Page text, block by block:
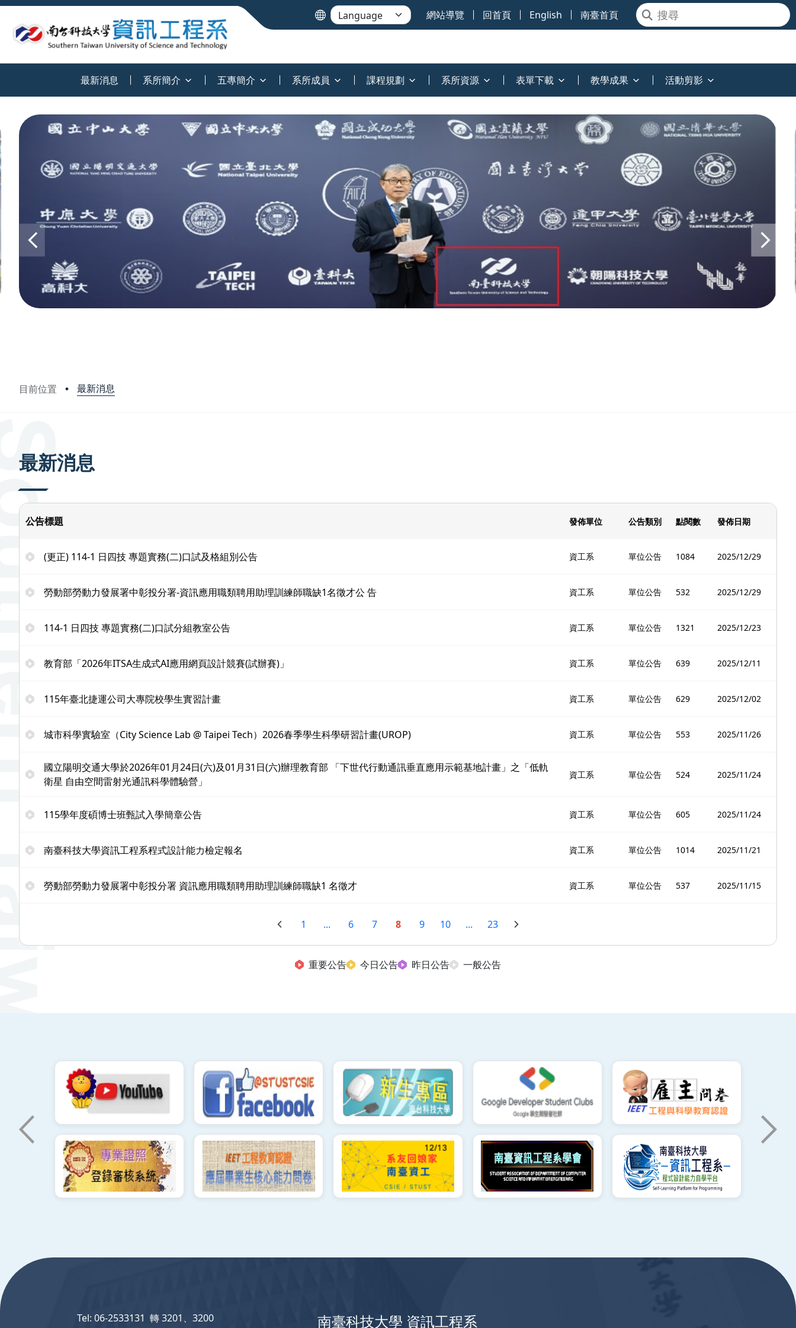
網站導覽 回首頁 English 南臺首頁
最新消息 系所簡介 五專簡介 系所成員 課程規劃 系所資源 表單下載 教學成果 活動剪影
目前位置 最新消息
最新消息
公告標題 發佈單位 公告類別 點閱數 發佈日期
(更正) 114-1 日四技 專題實務(二)口試及格組別公告 資工系 單位公告 1084 2025/12/29
勞動部勞動力發展署中彰投分署-資訊應用職類聘用助理訓練師職缺1名徵才公 告 資工系 單位公告 532 2025/12/29
114-1 日四技 專題實務(二)口試分組教室公告 資工系 單位公告 1321 2025/12/23
教育部「2026年ITSA生成式AI應用網頁設計競賽(試辦賽)」 資工系 單位公告 639 2025/12/11
115年臺北捷運公司大專院校學生實習計畫 資工系 單位公告 629 2025/12/02
城市科學實驗室（City Science Lab @ Taipei Tech）2026春季學生科學研習計畫(UROP) 資工系 單位公告 553 2025/11/26
國立陽明交通大學於2026年01月24日(六)及01月31日(六)辦理教育部 「下世代行動通訊垂直應用示範基地計畫」之「低軌
衛星 自由空間雷射光通訊科學體驗營」
資工系 單位公告 524 2025/11/24
115學年度碩博士班甄試入學簡章公告 資工系 單位公告 605 2025/11/24
南臺科技大學資訊工程系程式設計能力檢定報名 資工系 單位公告 1014 2025/11/21
勞動部勞動力發展署中彰投分署 資訊應用職類聘用助理訓練師職缺1 名徵才 資工系 單位公告 537 2025/11/15
1 ... 6 7 8 9 10 ... 23
重要公告 今日公告 昨日公告 一般公告
南臺科技大學 資訊工程系
Tel: 06-2533131 轉 3201、3200